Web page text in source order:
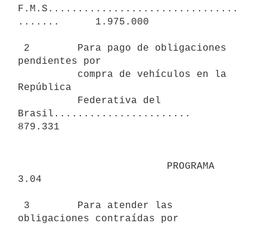
F.M.S................................
.......      1.975.000
pendientes por
República
Brasil.......................
879.331
3.04
obligaciones contraídas por